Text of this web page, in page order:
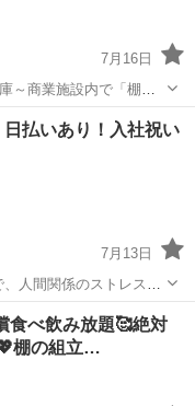
7月16日
～PM17...
給料
払いあり！入社祝い
7月13日
足場
食べ飲み放題🥰絶対
棚の組立…